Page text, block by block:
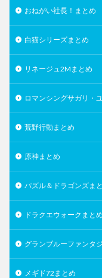
おねがい社長！まとめ
白猫シリーズまとめ
リネージュ2Mまとめ
ロマンシングサガリ・
荒野行動まとめ
原神まとめ
パズル＆ドラゴンズま
ドラクエウォークまとめ
グランブルーファンタ
メギド72まとめ